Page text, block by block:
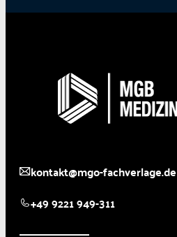
kontakt@mgo-fachverlage.de
+49 9221 949-311